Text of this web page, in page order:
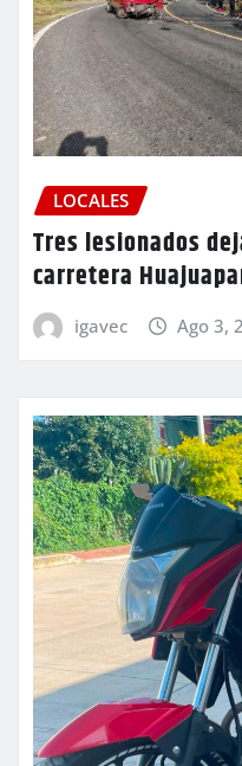
LOCALES
Tres lesionados
carretera
igavec Ago 3,